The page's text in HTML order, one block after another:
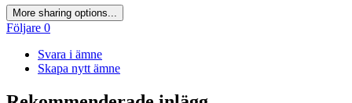
More sharing options...
Följare 0
Svara i ämne
Skapa nytt ämne